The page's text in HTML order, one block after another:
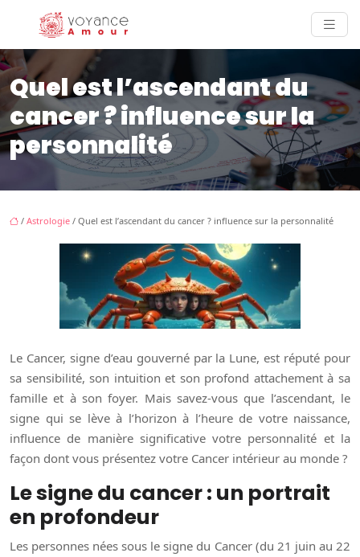
Quel est l’ascendant du
cancer ? influence sur la
personnalité
/ Astrologie / Quel est l’ascendant du cancer ? influence sur la personnalité
Le Cancer, signe d’eau gouverné par la Lune, est réputé pour
sa sensibilité, son intuition et son profond attachement à sa
famille et à son foyer. Mais savez-vous que l’ascendant, le
signe qui se lève à l’horizon à l’heure de votre naissance,
influence de manière significative votre personnalité et la
façon dont vous présentez votre Cancer intérieur au monde ?
Le signe du cancer : un portrait
en profondeur
Les personnes nées sous le signe du Cancer (du 21 juin au 22